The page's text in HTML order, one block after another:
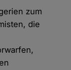
zum
die